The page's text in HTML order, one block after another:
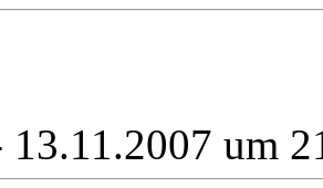
13.11.2007 um